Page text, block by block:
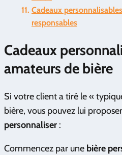
Cadeaux
responsables
Cadeaux
amateurs de bière
Si votre client a tiré le «
bière, vous pouvez lui
personnaliser :
Commencez par une bière